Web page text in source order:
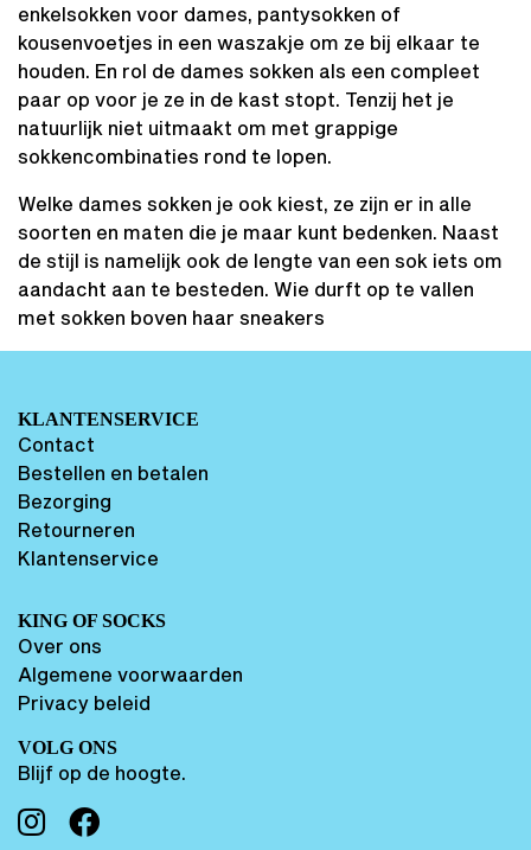
enkelsokken voor dames, pantysokken of
kousenvoetjes in een waszakje om ze bij elkaar te
houden. En rol de dames sokken als een compleet
paar op voor je ze in de kast stopt. Tenzij het je
natuurlijk niet uitmaakt om met grappige
sokkencombinaties rond te lopen.
Welke dames sokken je ook kiest, ze zijn er in alle
soorten en maten die je maar kunt bedenken. Naast
de stijl is namelijk ook de lengte van een sok iets om
aandacht aan te besteden. Wie durft op te vallen
met sokken boven haar sneakers
KLANTENSERVICE
Contact
Bestellen en betalen
Bezorging
Retourneren
Klantenservice
KING OF SOCKS
Over ons
Algemene voorwaarden
Privacy beleid
VOLG ONS
Blijf op de hoogte.